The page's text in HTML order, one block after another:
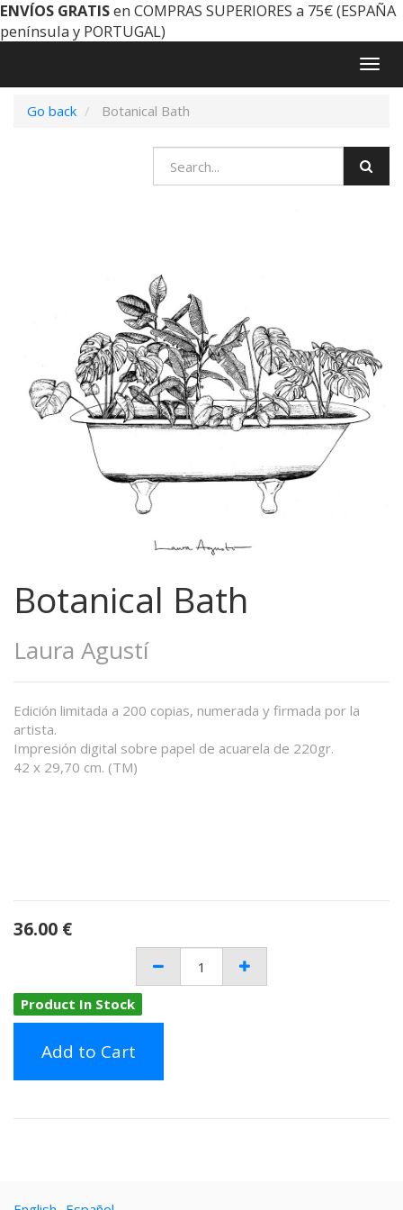
ENVÍOS GRATISen COMPRAS SUPERIORES a 75€ (ESPAÑA
península y PORTUGAL)
Go back
Botanical Bath
Botanical Bath
Laura Agustí
Edición limitada a 200 copias, numerada y firmada por la
artista.
Impresión digital sobre papel de acuarela de 220gr.
42 x 29,70 cm. (TM)
36.00 €
Product In Stock
Add to Cart